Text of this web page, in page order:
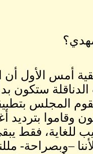
أمس الأول أن
ستكون
المجلس
وقاموا
للغاية، فقط
–وبصراحة-